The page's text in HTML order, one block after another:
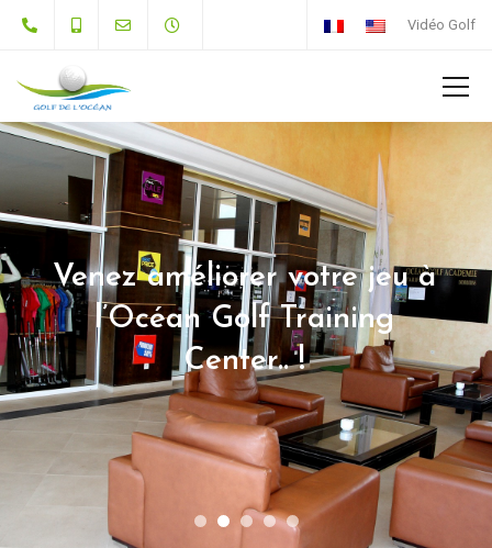
Vidéo Golf
Venez améliorer votre jeu à
l’Océan Golf Training
Center.. !